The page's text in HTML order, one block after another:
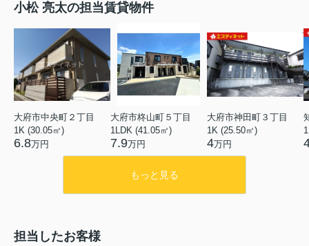
小松 亮太の担当賃貸物件
大府市中央町２丁目
1K (30.05㎡)
6.8万円
大府市柊山町５丁目
1LDK (41.05㎡)
7.9万円
大府市神田町３丁目
1K (25.50㎡)
4万円
もっと見る
担当したお客様